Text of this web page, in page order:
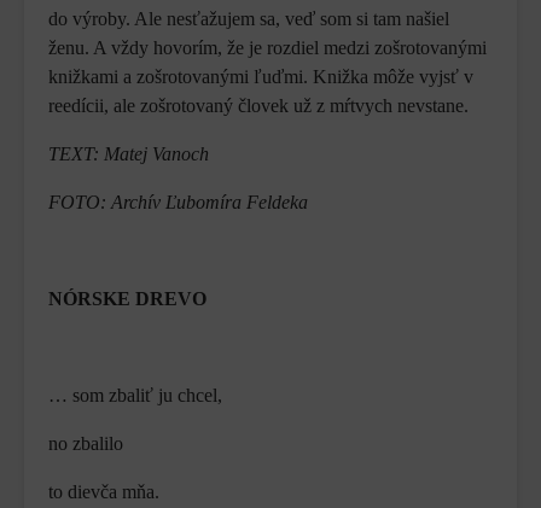
do výroby. Ale nesťažujem sa, veď som si tam našiel
ženu. A vždy hovorím, že je rozdiel medzi zošrotovanými
knižkami a zošrotovanými ľuďmi. Knižka môže vyjsť v
reedícii, ale zošrotovaný človek už z mŕtvych nevstane.
TEXT: Matej Vanoch
FOTO: Archív Ľubomíra Feldeka
NÓRSKE DREVO
… som zbaliť ju chcel,
no zbalilo
to dievča mňa.